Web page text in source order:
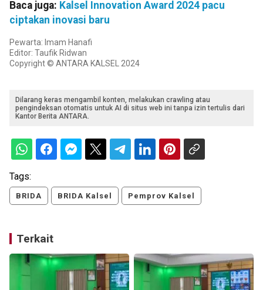
Baca juga: Kalsel Innovation Award 2024 pacu
ciptakan inovasi baru
Pewarta: Imam Hanafi
Editor: Taufik Ridwan
Copyright © ANTARA KALSEL 2024
Dilarang keras mengambil konten, melakukan crawling atau
pengindeksan otomatis untuk AI di situs web ini tanpa izin tertulis dari
Kantor Berita ANTARA.
Tags:
BRIDA BRIDA Kalsel Pemprov Kalsel
Terkait